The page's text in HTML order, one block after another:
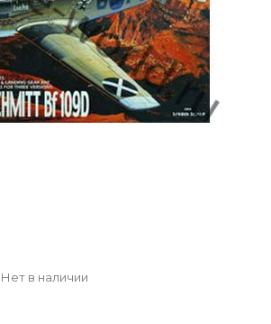
Нет в наличии